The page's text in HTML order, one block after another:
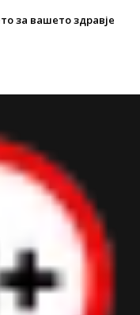
за вашето здравје